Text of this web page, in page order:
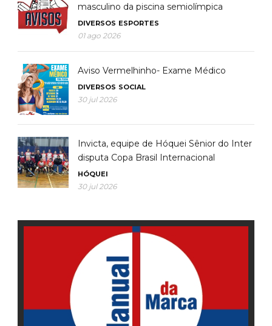
masculino da piscina semiolímpica
DIVERSOS ESPORTES
01 ago 2026
Aviso Vermelhinho- Exame Médico
DIVERSOS SOCIAL
30 jul 2026
Invicta, equipe de Hóquei Sênior do Inter
disputa Copa Brasil Internacional
HÓQUEI
30 jul 2026